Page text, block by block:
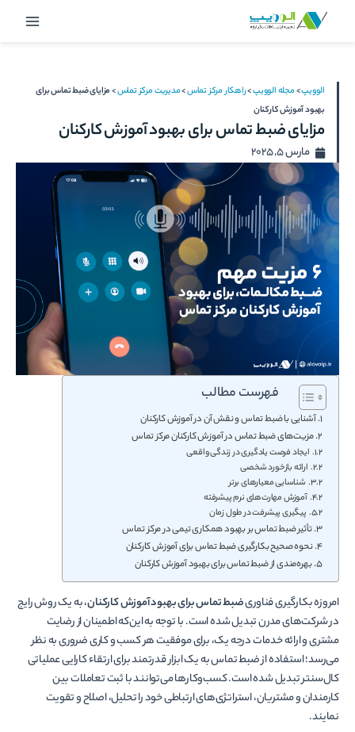
Main
الوویپ>مجله الوویپ>راهکار مرکز تماس>مدیریت مرکز تماس>مزایای ضبط تماس برای
بهبود آموزش کارکنان
مزایای ضبط تماس برای بهبود آموزش کارکنان
مارس 5, 2025
فهرست مطالب
آشنایی با ضبط تماس و نقش آن در آموزش کارکنان
مزیت‌های ضبط تماس در آموزش کارکنان مرکز تماس
ایجاد فرصت یادگیری در زندگی واقعی
ارائه بازخورد شخصی
شناسایی معیارهای برتر
آموزش مهارت‌های نرم پیشرفته
پیگیری پیشرفت در طول زمان
تأثیر ضبط تماس بر بهبود همکاری تیمی در مرکز تماس
نحوه صحیح بکارگیری ضبط تماس برای آموزش کارکنان
بهره‌مندی از ضبط تماس برای بهبود آموزش کارکنان
امروزه بکارگیری فناوریضبط تماس برای بهبود آموزش کارکنان، به یک روش رایج
در شرکت‌های مدرن تبدیل شده است. با توجه به این‌که اطمینان از رضایت
مشتری و ارائه خدمات درجه یک، برای موفقیت هر کسب و کاری ضروری به نظر
می‌رسد؛ استفاده از ضبط تماس به یک ابزار قدرتمند برای ارتقاء کارایی عملیاتی
کال‌سنتر تبدیل شده است. کسب‌وکارها می‌توانند با ثبت تعاملات بین
کارمندان و مشتریان، استراتژی‌های ارتباطی خود را تحلیل، اصلاح و تقویت
نمایند.